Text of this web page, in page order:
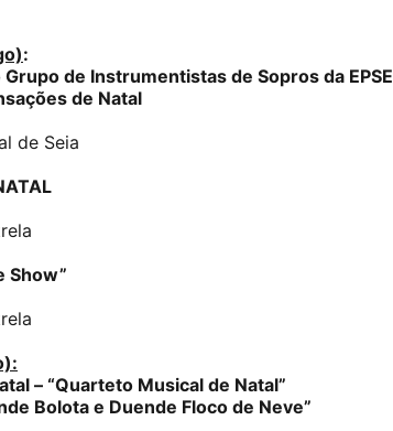
:
de Instrumentistas de Sopros da EPSE
de Natal
de Seia
Show”
– “Quarteto Musical de Natal”
Bolota e Duende Floco de Neve”